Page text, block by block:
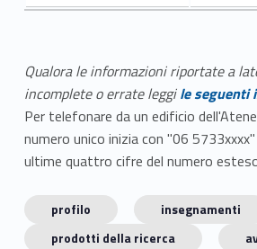
Qualora le informazioni riportate a
incomplete o errate leggile seguenti
Per telefonare da un edificio
numero unico inizia con "06
ultime quattro cifre del numero
profilo
insegnamenti
prodotti della ricerca